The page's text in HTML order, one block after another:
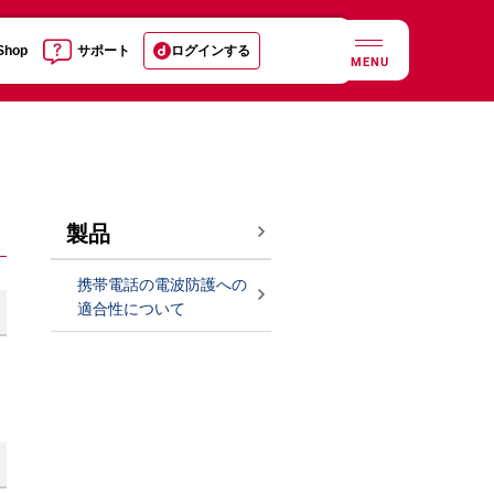
サポート ログインする
MENU
製品
携帯電話の電波防護への
適合性について